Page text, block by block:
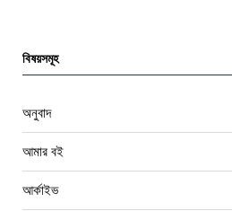
বিষয়সমূহ
অনুবাদ
আমার বই
আর্কাইভ